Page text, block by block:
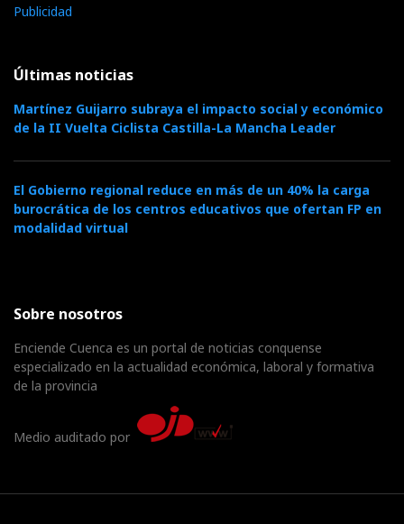
Publicidad
Últimas noticias
Martínez Guijarro subraya el impacto social y económico
de la II Vuelta Ciclista Castilla-La Mancha Leader
El Gobierno regional reduce en más de un 40% la carga
burocrática de los centros educativos que ofertan FP en
modalidad virtual
Sobre nosotros
Enciende Cuenca es un portal de noticias conquense
especializado en la actualidad económica, laboral y formativa
de la provincia
Medio auditado por